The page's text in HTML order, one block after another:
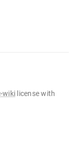
wiki license with